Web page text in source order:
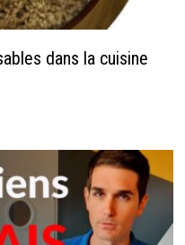
dans la cuisine